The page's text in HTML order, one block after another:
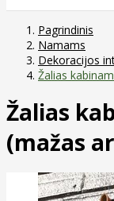
Pagrindinis
Namams
Dekoracijos
Žalias
Žalias
(mažas